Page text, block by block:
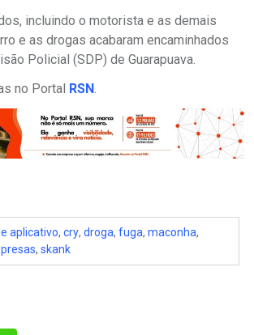
incluindo o motorista e as demais
e as drogas acabaram encaminhados
Policial (SDP) de Guarapuava.
no Portal RSN.
aplicativo, cry, droga, fuga, maconha,
, skank